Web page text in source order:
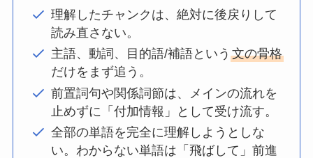
理解したチャンクは、絶対に後戻りして
読み直さない。
主語、動詞、目的語/補語という 文の骨格
だけをまず追う。
前置詞句や関係詞節は、メインの流れを
止めずに「付加情報」として受け流す。
全部の単語を完全に理解しようとしな
い。わからない単語は「飛ばして」前進